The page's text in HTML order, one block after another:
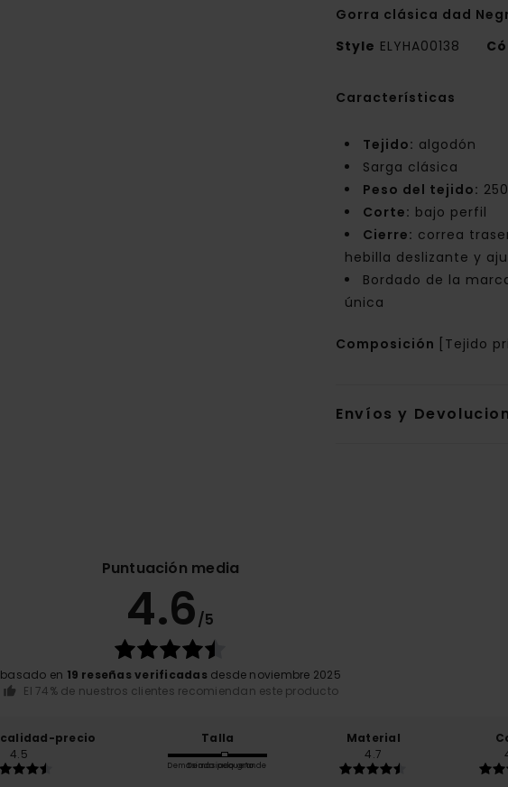
Gorra clásica dad
Style ELYHA00138
Características
Tejido: algodón
Sarga clásica
Peso del tejido:
Corte: bajo perfil
Cierre: correa
hebilla deslizante y
Bordado de la
única
Composición [Tejido
Envíos y
Puntuación media
4.6/5
basado en 19 reseñas verificadas desde noviembre 2025
El 74% de nuestros clientes recomiendan este producto
calidad-precio
4.5
Talla
Demasiado pequeño
Demasiado grande
Material
4.7